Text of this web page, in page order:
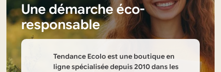
Une démarche éco-
responsable
Tendance Ecolo est une boutique en
ligne spécialisée depuis 2010 dans les